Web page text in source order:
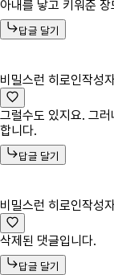
아내를 낳고 키워준
답글 달기
비밀스런 히로인작성
그럴수도 있지요. 그
합니다.
답글 달기
비밀스런 히로인작성
삭제된 댓글입니다.
답글 달기